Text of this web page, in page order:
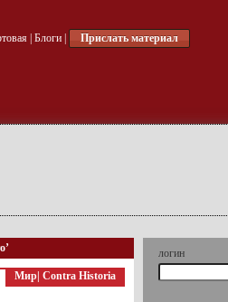
| Блоги| Прислать материал
Мир Contra Historia
логин